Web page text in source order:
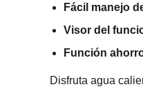
Fácil manejo
Visor del
Función
Disfruta agua